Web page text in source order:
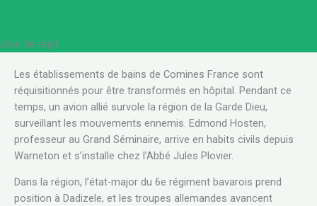
Jour de répit
Les établissements de bains de Comines France sont
réquisitionnés pour être transformés en hôpital. Pendant ce
temps, un avion allié survole la région de la Garde Dieu,
surveillant les mouvements ennemis. Edmond Hosten,
professeur au Grand Séminaire, arrive en habits civils depuis
Warneton et s’installe chez l’Abbé Jules Plovier.
Dans la région, l’état-major du 6e régiment bavarois prend
position à Dadizele, et les troupes allemandes avancent